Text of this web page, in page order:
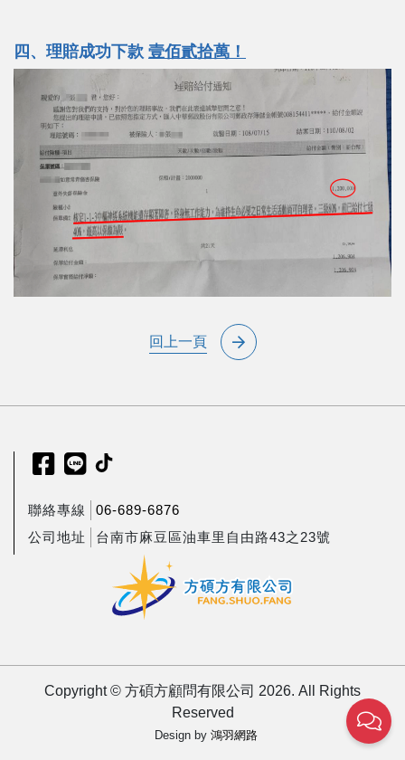
四、理賠成功下款 壹佰貳拾萬！
回上一頁
聯絡專線
06-689-6876
公司地址
台南市麻豆區油車里自由路43之23號
Copyright © 方碩方顧問有限公司 2026. All Rights
Reserved
Design by 鴻羽網路